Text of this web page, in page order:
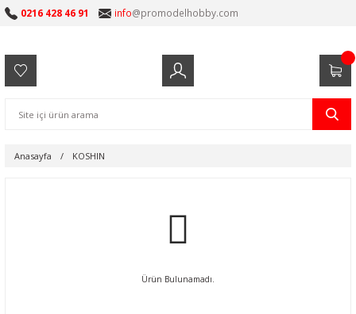
0216 428 46 91 info@promodelhobby.com
Anasayfa KOSHIN
Ürün Bulunamadı.